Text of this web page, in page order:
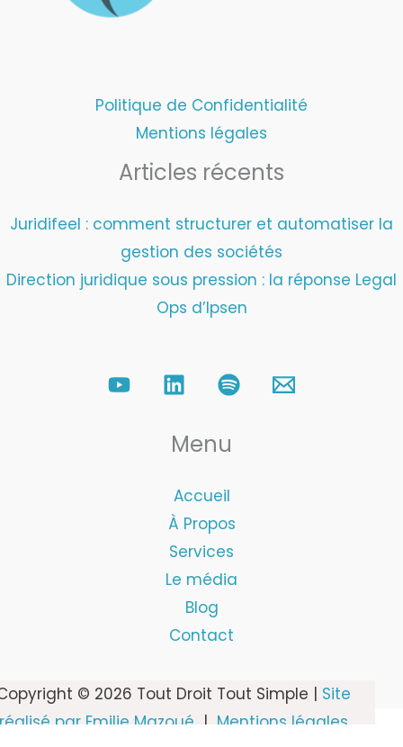
Politique de Confidentialité
Mentions légales
Articles récents
Juridifeel : comment structurer et automatiser la
gestion des sociétés
Direction juridique sous pression : la réponse Legal
Ops d’Ipsen
Menu
Accueil
À Propos
Services
Le média
Blog
Contact
© 2026 Tout Droit Tout Simple | Site
réalisé par Emilie Mazoué | Mentions légales